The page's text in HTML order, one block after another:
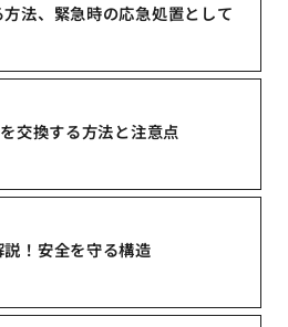
法、緊急時の応急処置として
交換する方法と注意点
！安全を守る構造